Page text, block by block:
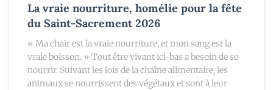
La vraie nourriture, homélie pour la fête
du Saint-Sacrement 2026
« Ma chair est la vraie nourriture, et mon sang est la
vraie boisson. » Tout être vivant ici-bas a besoin de se
nourrir. Suivant les lois de la chaîne alimentaire, les
animaux se nourrissent des végétaux et sont à leur